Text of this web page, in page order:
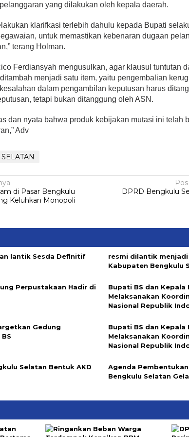
yang dilakukan oleh kepala daerah.
klarifkasi terlebih dahulu kepada Bupati
untuk memastikan kebenaran dugaan
terang Holman.
Ferdiansyah mengusulkan, agar klausul tuntutan
menjadi satu item, yaitu pengembalian
dalam pengambilan keputusan harus
tetapi bukan ditanggung oleh ASN.
dan nyata bahwa produk kebijakan mutasi ini telah
Adv
di Pasar Bengkulu
Keluhkan Monopoli
DPRD Bengkulu
lantik Sesda Definitif
resmi dilantik
Kabupaten Bengkulu
Perpustakaan Hadir di
Bupati BS dan
Melaksanakan
Nasional Republik
Gedung
Bupati BS dan
Melaksanakan
Nasional Republik
Selatan Bentuk AKD
Agenda Pembentukan
Bengkulu Selatan